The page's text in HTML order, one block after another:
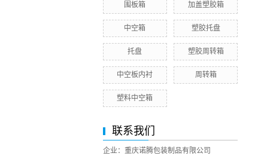
围板箱 加盖塑胶箱
中空箱 塑胶托盘
托盘 塑胶周转箱
中空板内衬 周转箱
塑料中空箱
联系我们
企业：重庆诺腾包装制品有限公司